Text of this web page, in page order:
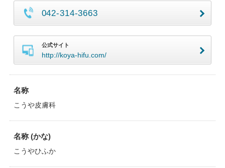
042-314-3663
公式サイト
http://koya-hifu.com/
名称
こうや皮膚科
名称 (かな)
こうやひふか